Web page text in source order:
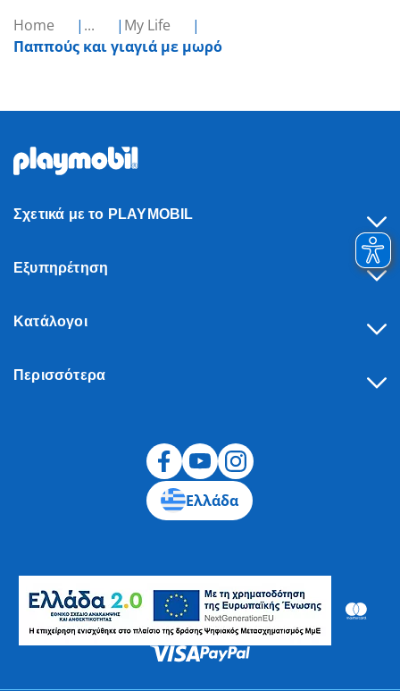
Home ...
My Life
Παππούς και γιαγιά με μωρό
Σχετικά με το PLAYMOBIL
Εξυπηρέτηση
Κατάλογοι
Περισσότερα
Ελλάδα